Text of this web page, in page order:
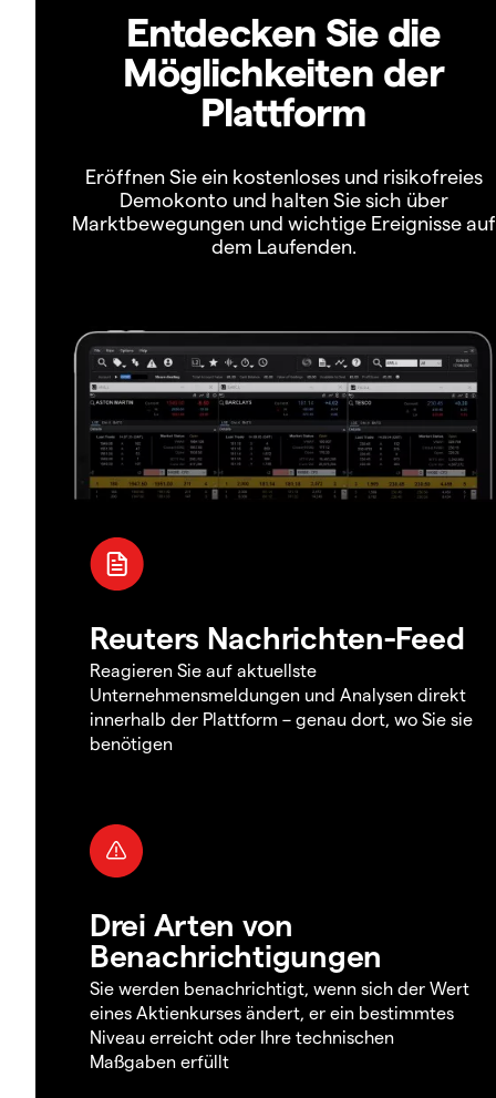
Entdecken Sie die
Möglichkeiten der
Plattform
Eröffnen Sie ein kostenloses und risikofreies
Demokonto und halten Sie sich über
Marktbewegungen und wichtige Ereignisse auf
dem Laufenden.
Reuters Nachrichten-Feed
Reagieren Sie auf aktuellste
Unternehmensmeldungen und Analysen direkt
innerhalb der Plattform – genau dort, wo Sie sie
benötigen
Drei Arten von
Benachrichtigungen
Sie werden benachrichtigt, wenn sich der Wert
eines Aktienkurses ändert, er ein bestimmtes
Niveau erreicht oder Ihre technischen
Maßgaben erfüllt